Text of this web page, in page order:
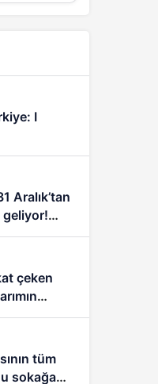
I
Aralık’tan
çeken
tüm
sokağa